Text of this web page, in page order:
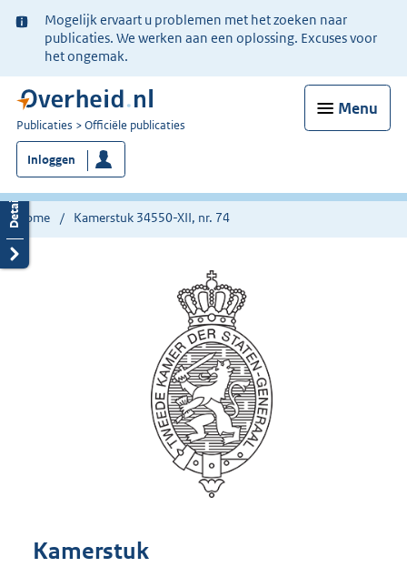
Ter
informatie:
Mogelijk ervaart u problemen met het zoeken naar
publicaties. We werken aan een oplossing. Excuses voor
het ongemak.
Menu
U
bent
nu
hier:
Publicaties Officiële publicaties
Inloggen
Home Kamerstuk 34550-XII, nr. 74
Kamerstuk